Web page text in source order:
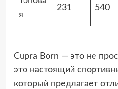
я
231 540
Cupra Born — это не
это настоящий
который предлагает